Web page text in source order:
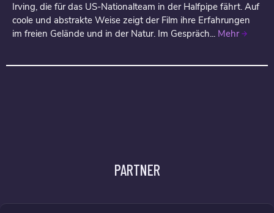
Irving, die für das US-Nationalteam in der Halfpipe fährt. Auf
coole und abstrakte Weise zeigt der Film ihre Erfahrungen
im freien Gelände und in der Natur. Im Gespräch... Mehr
PARTNER